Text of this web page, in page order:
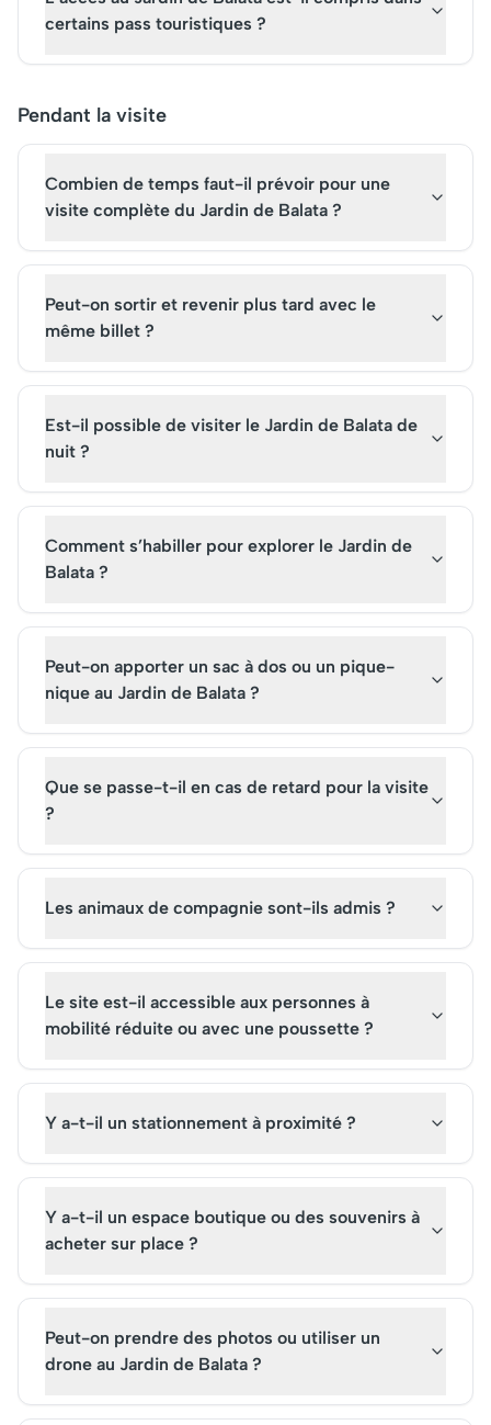
certains pass touristiques ?
Pendant la visite
Combien de temps faut-il prévoir pour une
visite complète du Jardin de Balata ?
Peut-on sortir et revenir plus tard avec le
même billet ?
Est-il possible de visiter le Jardin de Balata de
nuit ?
Comment s’habiller pour explorer le Jardin de
Balata ?
Peut-on apporter un sac à dos ou un pique-
nique au Jardin de Balata ?
Que se passe-t-il en cas de retard pour la visite
?
Les animaux de compagnie sont-ils admis ?
Le site est-il accessible aux personnes à
mobilité réduite ou avec une poussette ?
Y a-t-il un stationnement à proximité ?
Y a-t-il un espace boutique ou des souvenirs à
acheter sur place ?
Peut-on prendre des photos ou utiliser un
drone au Jardin de Balata ?